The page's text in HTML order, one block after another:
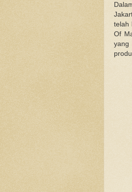
telah
Of
yang